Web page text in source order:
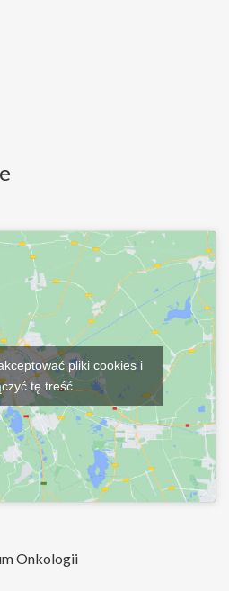
pliki cookies i
tę treść
Onkologii